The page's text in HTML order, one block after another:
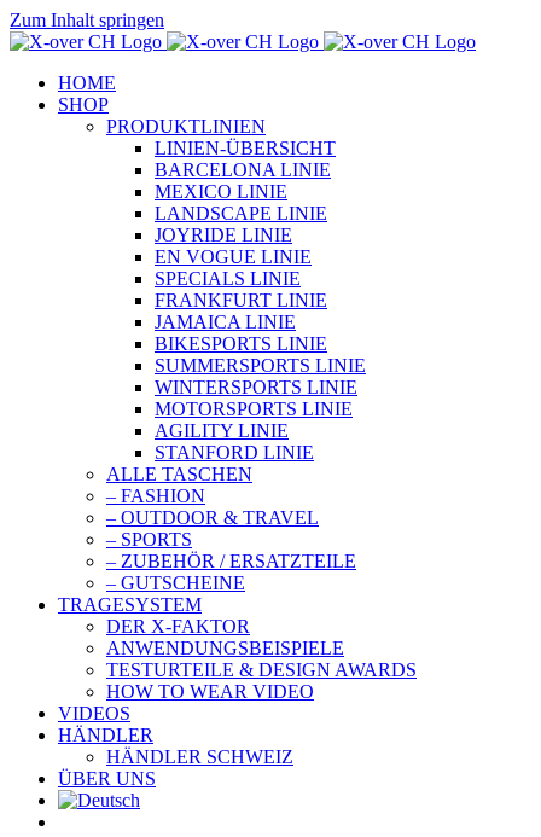
Zum Inhalt springen
HOME
SHOP
PRODUKTLINIEN
LINIEN-ÜBERSICHT
BARCELONA LINIE
MEXICO LINIE
LANDSCAPE LINIE
JOYRIDE LINIE
EN VOGUE LINIE
SPECIALS LINIE
FRANKFURT LINIE
JAMAICA LINIE
BIKESPORTS LINIE
SUMMERSPORTS LINIE
WINTERSPORTS LINIE
MOTORSPORTS LINIE
AGILITY LINIE
STANFORD LINIE
ALLE TASCHEN
– FASHION
– OUTDOOR & TRAVEL
– SPORTS
– ZUBEHÖR / ERSATZTEILE
– GUTSCHEINE
TRAGESYSTEM
DER X-FAKTOR
ANWENDUNGSBEISPIELE
TESTURTEILE & DESIGN AWARDS
HOW TO WEAR VIDEO
VIDEOS
HÄNDLER
HÄNDLER SCHWEIZ
ÜBER UNS